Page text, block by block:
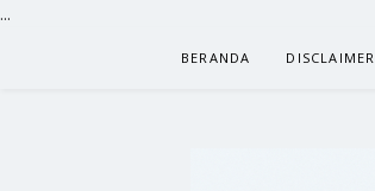
...
BERANDA DISCLAIMER